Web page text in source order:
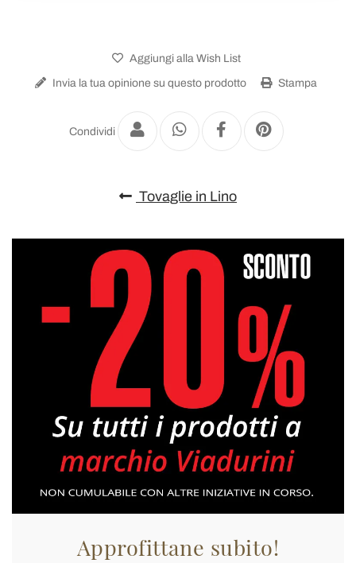
Aggiungi alla Wish List
Invia la tua opinione su questo prodotto Stampa
Condividi
Tovaglie in Lino
Approfittane subito!